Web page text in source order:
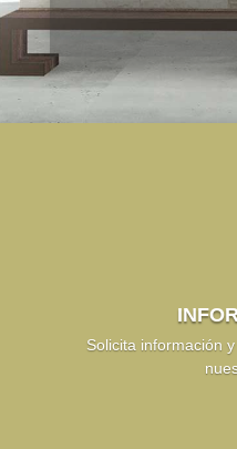
Solicita información